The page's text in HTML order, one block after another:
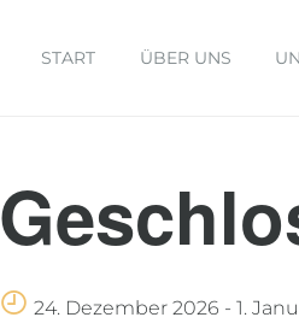
START ÜBER UNS
24. Dezember 2026 - 1.